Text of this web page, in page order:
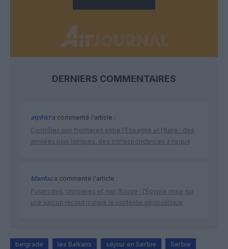
DERNIERS COMMENTAIRES
atplhkta commenté l'article :
Contrôles aux frontières entre l’Espagne et l’Italie : des
arrivées plus longues, des correspondances à risque
Manfoua commenté l'article :
Pyramides, croisières et mer Rouge : l’Égypte mise sur
une saison record malgré le contexte géopolitique
belgrade les Balkans séjour en Serbie Serbie